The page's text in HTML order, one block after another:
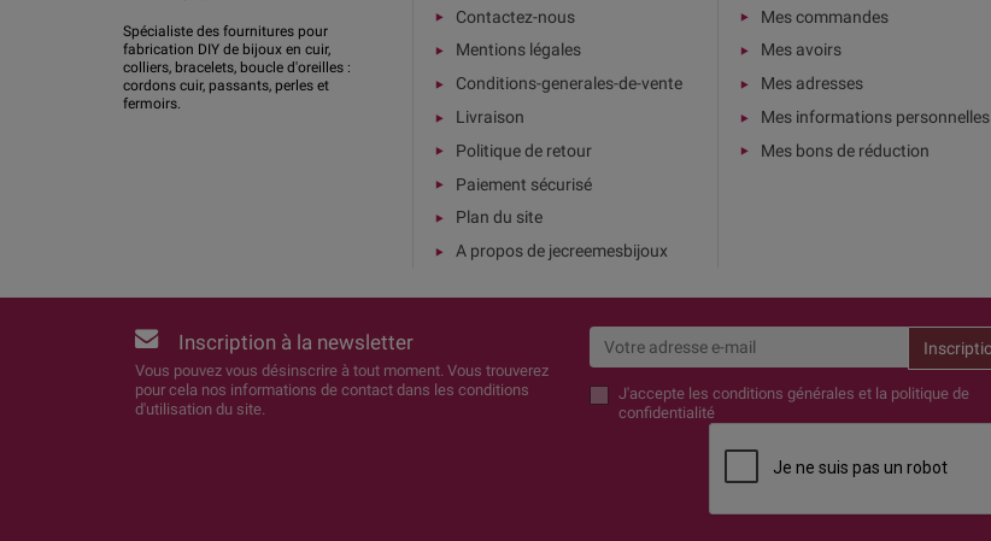
Spécialiste des fournitures pour
fabrication DIY de bijoux en cuir,
colliers, bracelets, boucle d'oreilles :
cordons cuir, passants, perles et
fermoirs.
Contactez-nous
Mentions légales
Conditions-generales-de-vente
Livraison
Politique de retour
Paiement sécurisé
Plan du site
A propos de jecreemesbijoux
Mes commandes
Mes avoirs
Mes adresses
Mes informations personnelles
Mes bons de réduction
Inscription à la newsletter
Vous pouvez vous désinscrire à tout moment. Vous trouverez
pour cela nos informations de contact dans les conditions
d'utilisation du site.
J'accepte les conditions générales et la politique de
confidentialité